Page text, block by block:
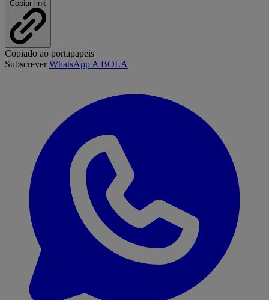
Copiar link
Copiado ao portapapeis
SubscreverWhatsApp A BOLA